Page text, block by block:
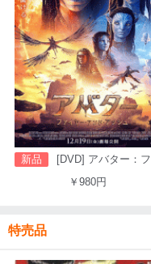
新品
[DVD] アバター：ファイヤー・アンド・アッシュ
￥980円
特売品